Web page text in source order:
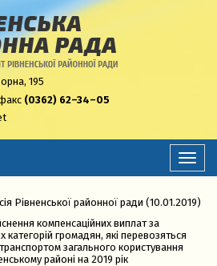
195
(0362) 62–34–05
Рівненської районної ради (10.01.2019)
компенсаційних виплат за
категорій громадян, які перевозяться
загального користування
районі на 2019 рік